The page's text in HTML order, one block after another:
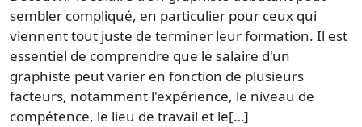
sembler compliqué, en particulier pour ceux qui
viennent tout juste de terminer leur formation. Il est
essentiel de comprendre que le salaire d'un
graphiste peut varier en fonction de plusieurs
facteurs, notamment l'expérience, le niveau de
compétence, le lieu de travail et le[…]